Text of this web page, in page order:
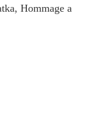
Hommage a